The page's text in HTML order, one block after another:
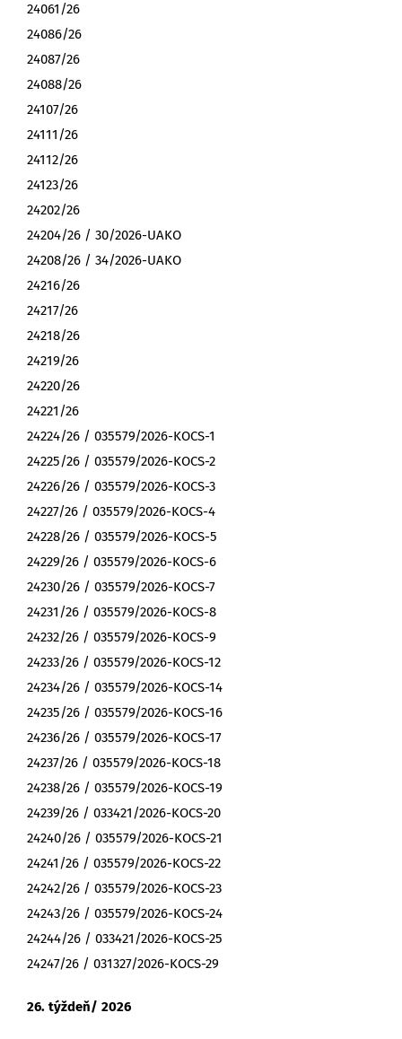
24061/26
24086/26
24087/26
24088/26
24107/26
24111/26
24112/26
24123/26
24202/26
24204/26 / 30/2026-UAKO
24208/26 / 34/2026-UAKO
24216/26
24217/26
24218/26
24219/26
24220/26
24221/26
24224/26 / 035579/2026-KOCS-1
24225/26 / 035579/2026-KOCS-2
24226/26 / 035579/2026-KOCS-3
24227/26 / 035579/2026-KOCS-4
24228/26 / 035579/2026-KOCS-5
24229/26 / 035579/2026-KOCS-6
24230/26 / 035579/2026-KOCS-7
24231/26 / 035579/2026-KOCS-8
24232/26 / 035579/2026-KOCS-9
24233/26 / 035579/2026-KOCS-12
24234/26 / 035579/2026-KOCS-14
24235/26 / 035579/2026-KOCS-16
24236/26 / 035579/2026-KOCS-17
24237/26 / 035579/2026-KOCS-18
24238/26 / 035579/2026-KOCS-19
24239/26 / 033421/2026-KOCS-20
24240/26 / 035579/2026-KOCS-21
24241/26 / 035579/2026-KOCS-22
24242/26 / 035579/2026-KOCS-23
24243/26 / 035579/2026-KOCS-24
24244/26 / 033421/2026-KOCS-25
24247/26 / 031327/2026-KOCS-29
26. týždeň/ 2026